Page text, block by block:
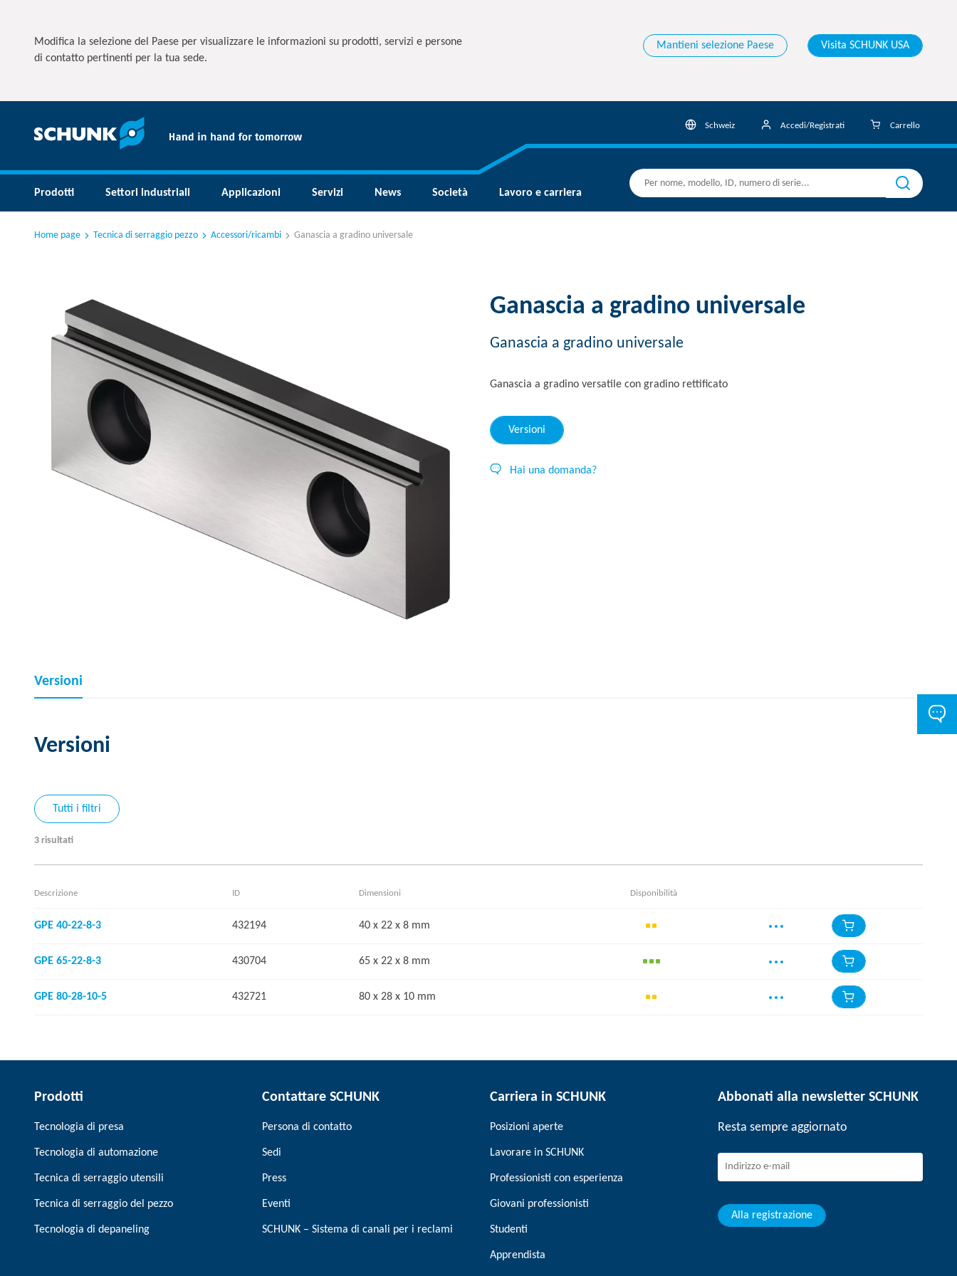
Modifica la selezione del Paese per visualizzare le informazioni su prodotti, servizi e persone
di contatto pertinenti per la tua sede.
Mantieni selezione Paese Visita SCHUNK USA
Schweiz Accedi/Registrati Carrello
Prodotti Settori industriali Applicazioni Servizi News Società Lavoro e carriera
Home page Tecnica di serraggio pezzo Accessori/ricambi Ganascia a gradino universale
Ganascia a gradino universale
Ganascia a gradino universale
Ganascia a gradino versatile con gradino rettificato
Versioni
Hai una domanda?
Versioni
Versioni
Tutti i filtri
3 risultati
Descrizione ID Dimensioni Disponibilità
GPE 40-22-8-3 432194 40 x 22 x 8 mm
GPE 65-22-8-3 430704 65 x 22 x 8 mm
GPE 80-28-10-5 432721 80 x 28 x 10 mm
Prodotti
Tecnologia di presa
Tecnologia di automazione
Tecnica di serraggio utensili
Tecnica di serraggio del pezzo
Tecnologia di depaneling
Contattare SCHUNK
Persona di contatto
Sedi
Press
Eventi
SCHUNK – Sistema di canali per i reclami
Carriera in SCHUNK
Posizioni aperte
Lavorare in SCHUNK
Professionisti con esperienza
Giovani professionisti
Studenti
Apprendista
Abbonati alla newsletter SCHUNK
Resta sempre aggiornato
Alla registrazione